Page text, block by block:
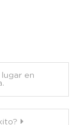
en